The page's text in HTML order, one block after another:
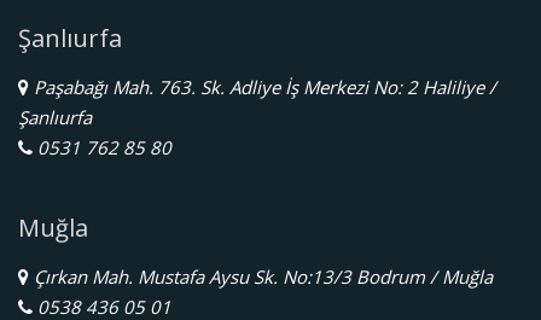
Şanlıurfa
Paşabağı Mah. 763. Sk. Adliye İş Merkezi No: 2 Haliliye /
Şanlıurfa
0531 762 85 80
Muğla
Çırkan Mah. Mustafa Aysu Sk. No:13/3 Bodrum / Muğla
0538 436 05 01